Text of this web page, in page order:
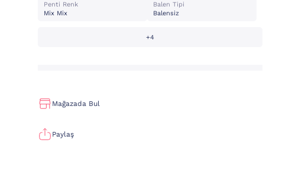
Penti Renk
Mix Mix
Balen Tipi
Balensiz
+4
Mağazada Bul
Paylaş